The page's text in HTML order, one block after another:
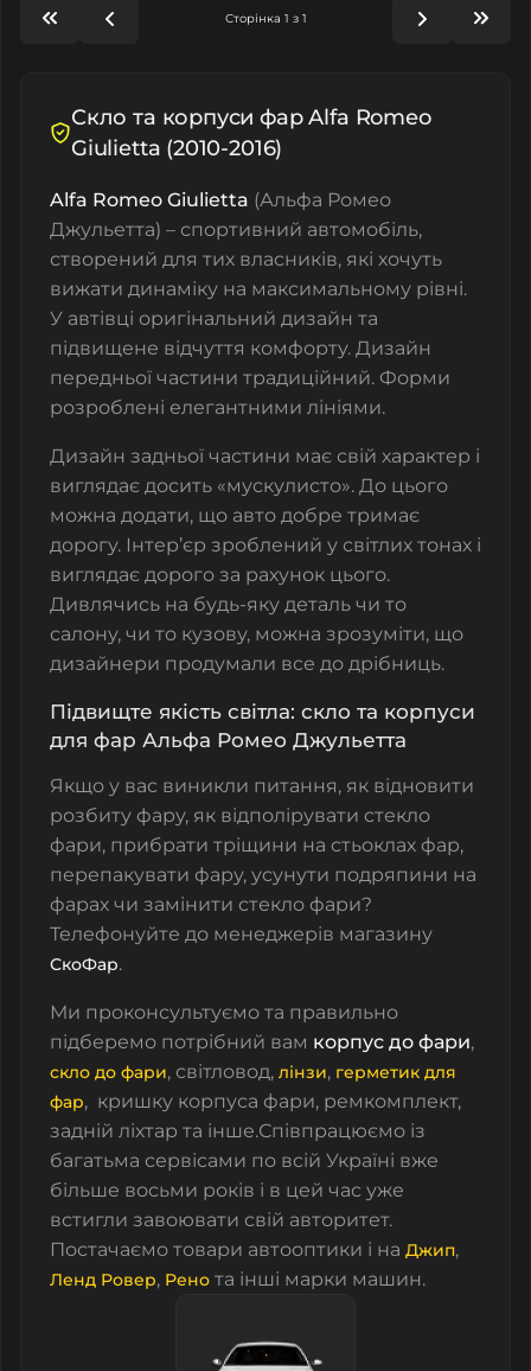
Сторінка 1 з 1
Скло та корпуси фар Alfa Romeo
Giulietta (2010-2016)
Alfa Romeo Giulietta (Альфа Ромео
Джульетта) – спортивний автомобіль,
створений для тих власників, які хочуть
вижати динаміку на максимальному рівні.
У автівці оригінальний дизайн та
підвищене відчуття комфорту. Дизайн
передньої частини традиційний. Форми
розроблені елегантними лініями.
Дизайн задньої частини має свій характер і
виглядає досить «мускулисто». До цього
можна додати, що авто добре тримає
дорогу. Інтер’єр зроблений у світлих тонах і
виглядає дорого за рахунок цього.
Дивлячись на будь-яку деталь чи то
салону, чи то кузову, можна зрозуміти, що
дизайнери продумали все до дрібниць.
Підвищте якість світла: скло та корпуси
для фар Альфа Ромео Джульетта
Якщо у вас виникли питання, як відновити
розбиту фару, як відполірувати стекло
фари, прибрати тріщини на стьоклах фар,
перепакувати фару, усунути подряпини на
фарах чи замінити стекло фари?
Телефонуйте до менеджерів магазину
СкоФар.
Ми проконсультуємо та правильно
підберемо потрібний вам корпус до фари,
скло до фари, світловод, лінзи, герметик для
фар, кришку корпуса фари, ремкомплект,
задній ліхтар та інше.Співпрацюємо із
багатьма сервісами по всій Україні вже
більше восьми років і в цей час уже
встигли завоювати свій авторитет.
Постачаємо товари автооптики і на Джип,
Ленд Ровер, Рено та інші марки машин.